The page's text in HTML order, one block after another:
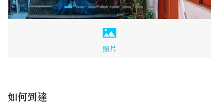
照片
如何到達